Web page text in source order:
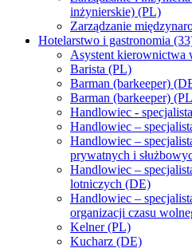
inżynierskie) (PL)
Zarządzanie
Hotelarstwo i gastronomia
Asystent kierownictwa
Barista (PL)
Barman (barkeeper)
Barman (barkeeper)
Handlowiec -
Handlowiec –
Handlowiec –
prywatnych i
Handlowiec –
lotniczych (DE)
Handlowiec –
organizacji czasu
Kelner (PL)
Kucharz (DE)